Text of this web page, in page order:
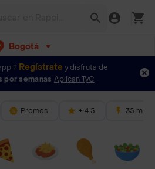
Bogotá
Regístrate y disfruta de
por semanas Aplican TyC
Promos + 4.5 35 mins